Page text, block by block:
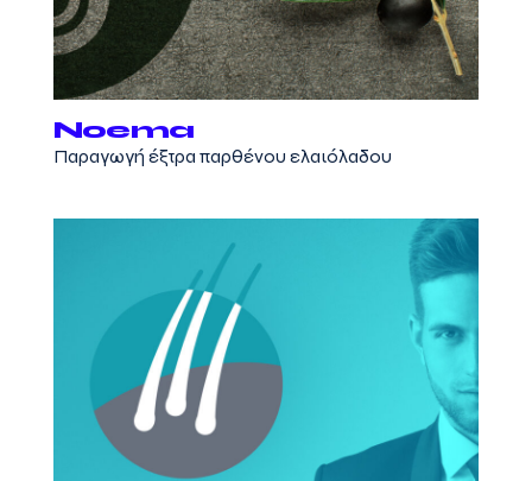
Noema
Παραγωγή έξτρα παρθένου ελαιόλαδου